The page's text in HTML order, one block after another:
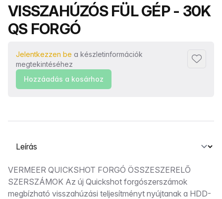
Termék neve
VISSZAHÚZÓS FÜL GÉP - 30K
QS FORGÓ
Jelentkezzen be a készletinformációk
megtekintéséhez
Hozzáadás a kosárhoz
Válasszon ki egy lapot
Leírás
VERMEER QUICKSHOT FORGÓ ÖSSZESZERELŐ
SZERSZÁMOK Az új Quickshot forgószerszámok
megbízható visszahúzási teljesítményt nyújtanak a HDD-